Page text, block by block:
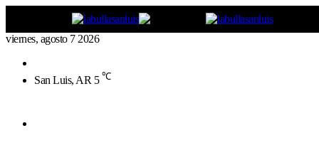
viernes, agosto 7 2026
por
San Luis, AR 5 ℃